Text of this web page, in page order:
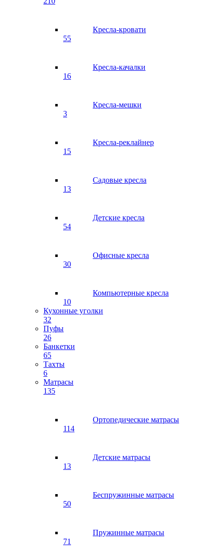
Кресла-кровати
55
Кресла-качалки
16
Кресла-мешки
3
Кресла-реклайнер
15
Садовые кресла
13
Детские кресла
54
Офисные кресла
30
Компьютерные кресла
10
Кухонные уголки
32
Пуфы
26
Банкетки
65
Тахты
6
Матрасы
135
Ортопедические матрасы
114
Детские матрасы
13
Беспружинные матрасы
50
Пружинные матрасы
71